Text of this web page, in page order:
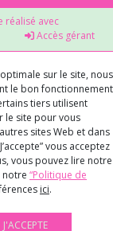
réalisé avec
Accès gérant
sur le site, nous
le bon fonctionnement
tiers utilisent
le site pour vous
sites Web et dans
vous acceptez
vous pouvez lire notre
notre “Politique de
ici.
J'ACCEPTE